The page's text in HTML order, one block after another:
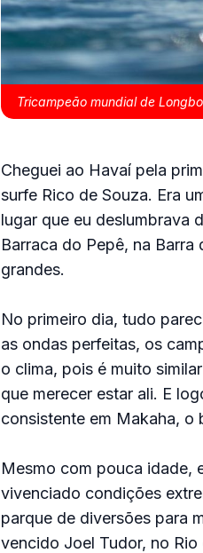
Tricampeão mundial de
Cheguei ao Havaí pela
surfe Rico de Souza. Era
lugar que eu deslumbrava
Barraca do Pepê, na
grandes.
No primeiro dia, tudo
as ondas perfeitas, os
o clima, pois é muito
que merecer estar ali. E
consistente em Makaha, o
Mesmo com pouca idade,
vivenciado condições
parque de diversões para
vencido Joel Tudor, no